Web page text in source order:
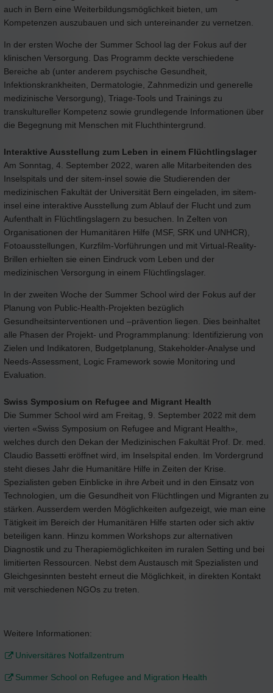
auch in Bern eine Weiterbildungsmöglichkeit bieten, um
Kompetenzen auszubauen und sich untereinander zu vernetzen.
In der ersten Woche der Summer School lag der Fokus auf der
klinischen Versorgung. Das Programm deckte verschiedene
Bereiche ab (unter anderem psychische Gesundheit,
Infektionskrankheiten, Dermatologie, Zahnmedizin und generelle
medizinische Versorgung), Triage-Tools und Trainings zu
transkultureller Kompetenz sowie grundlegende Informationen über
die Begegnung mit Menschen mit Fluchthintergrund.
Interaktive Ausstellung zum Leben in einem Flüchtlingslager
Am Sonntag, 4. September 2022, waren alle Mitarbeitenden des
Inselspitals und der sitem-insel sowie die Studierenden der
medizinischen Fakultät der Universität Bern eingeladen, im sitem-
insel eine interaktive Ausstellung zum Ablauf der Flucht und zum
Aufenthalt in Flüchtlingslagern zu besuchen. In Zelten von
Organisationen der Humanitären Hilfe (MSF, SRK und UNHCR),
Fotoausstellungen, Kurzfilm-Vorführungen und mit Virtual-Reality-
Brillen erhielten sie einen Eindruck vom Leben und der
medizinischen Versorgung in einem Flüchtlingslager.
In der zweiten Woche der Summer School wird der Fokus auf der
Planung von Public-Health-Projekten bezüglich
Gesundheitsinterventionen und –prävention liegen. Dies beinhaltet
alle Phasen der Projekt- und Programmplanung: Identifizierung von
Zielen und Indikatoren, Budgetplanung, Stakeholder-Analyse und
Needs-Assessment, Logic Framework sowie Monitoring und
Evaluation.
Swiss Symposium on Refugee and Migrant Health
Die Summer School wird am Freitag, 9. September 2022 mit dem
vierten «Swiss Symposium on Refugee and Migrant Health»,
welches durch den Dekan der Medizinischen Fakultät Prof. Dr. med.
Claudio Bassetti eröffnet wird, im Inselspital enden. Im Vordergrund
steht dieses Jahr die Humanitäre Hilfe in Zeiten der Krise.
Spezialisten geben Einblicke in ihre Arbeit und in den Einsatz von
Technologien, um die Gesundheit von Flüchtlingen und Migranten zu
stärken. Ausserdem werden Möglichkeiten aufgezeigt, wie man eine
Tätigkeit im Bereich der Humanitären Hilfe starten oder sich aktiv
beteiligen kann. Hinzu kommen Workshops zur alternativen
Diagnostik und zu Therapiemöglichkeiten im ruralen Setting und bei
limitierten Ressourcen. Nebst dem Austausch mit Spezialisten und
Gleichgesinnten besteht erneut die Möglichkeit, in direkten Kontakt
mit verschiedenen NGOs zu treten.
Weitere Informationen:
Universitäres Notfallzentrum
Summer School on Refugee and Migration Health